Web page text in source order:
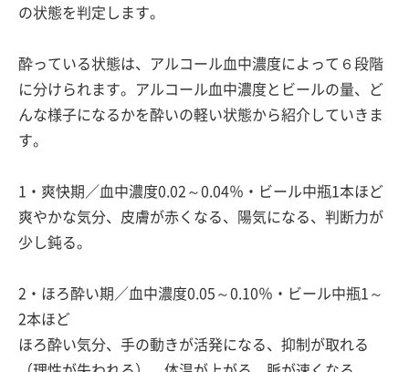
の状態を判定します。
酔っている状態は、アルコール血中濃度によって６段階
に分けられます。アルコール血中濃度とビールの量、ど
んな様子になるかを酔いの軽い状態から紹介していきま
す。
1・爽快期／血中濃度0.02～0.04％・ビール中瓶1本ほど
爽やかな気分、皮膚が赤くなる、陽気になる、判断力が
少し鈍る。
2・ほろ酔い期／血中濃度0.05～0.10％・ビール中瓶1～
2本ほど
ほろ酔い気分、手の動きが活発になる、抑制が取れる